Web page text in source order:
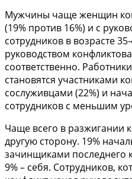
Мужчины чаще женщин
(19% против 16%) и с
сотрудников в возрасте
руководством
соответственно.
становятся участниками
сослуживцами (22%) и
сотрудников с меньшим
Чаще всего в разжигании
другую сторону. 19%
зачинщиками последнего
9% – себя. Сотрудников,